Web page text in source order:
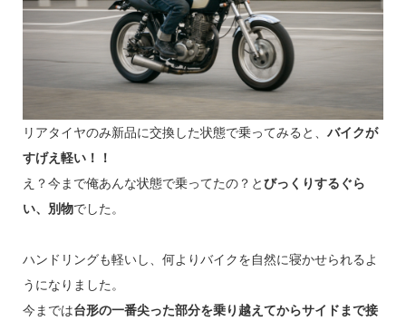
リアタイヤのみ新品に交換した状態で乗ってみると、 バイクが
すげえ軽い！！
え？今まで俺あんな状態で乗ってたの？とびっくりするぐら
い、別物でした。
ハンドリングも軽いし、何よりバイクを自然に寝かせられるよ
うになりました。
今までは台形の一番尖った部分を乗り越えてからサイドまで接